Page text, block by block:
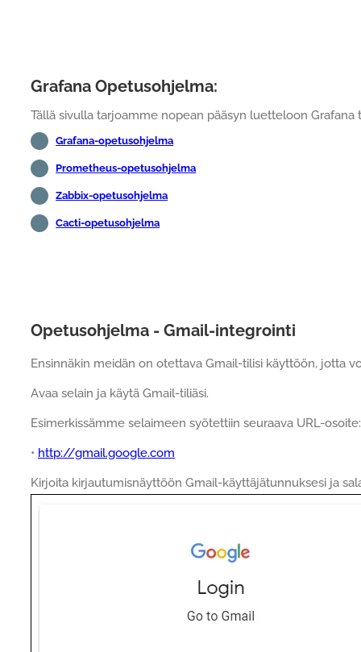
Grafana Opetusohjelma:
Tällä sivulla tarjoamme nopean pääsyn luetteloon Grafana
Grafana-opetusohjelma
Prometheus-opetusohjelma
Zabbix-opetusohjelma
Cacti-opetusohjelma
Opetusohjelma - Gmail-integrointi
Ensinnäkin meidän on otettava Gmail-tilisi käyttöön, jotta
Avaa selain ja käytä Gmail-tiliäsi.
Esimerkissämme selaimeen syötettiin seuraava URL-osoite:
• http://gmail.google.com
Kirjoita kirjautumisnäyttöön Gmail-käyttäjätunnuksesi ja